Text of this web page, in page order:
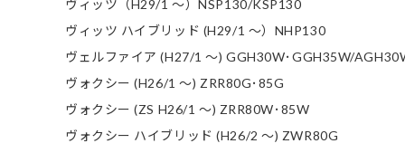
ヴィッツ（H29/1 ～）NSP130/KSP130
ヴィッツ ハイブリッド (H29/1 ～）NHP130
ヴェルファイア (H27/1 ～) GGH30W･GGH35W/
ヴォクシー (H26/1 ～) ZRR80G･85G
ヴォクシー (ZS H26/1 ～) ZRR80W･85W
ヴォクシー ハイブリッド (H26/2 ～) ZWR80G